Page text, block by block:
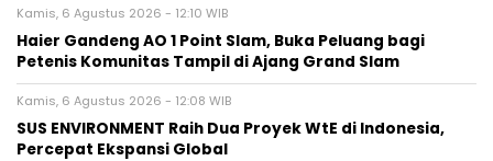
Kamis, 6 Agustus 2026 - 12:10 WIB
Haier Gandeng AO 1 Point Slam, Buka Peluang bagi
Petenis Komunitas Tampil di Ajang Grand Slam
Kamis, 6 Agustus 2026 - 12:08 WIB
SUS ENVIRONMENT Raih Dua Proyek WtE di Indonesia,
Percepat Ekspansi Global